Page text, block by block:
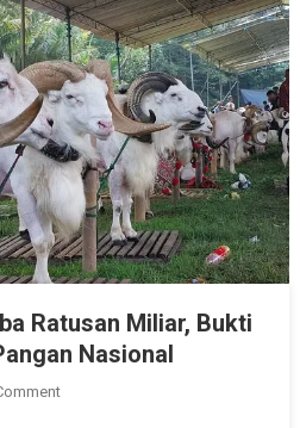
Ratusan Miliar, Bukti
Nasional
On